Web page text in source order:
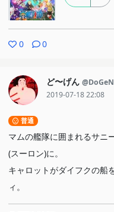
0 0
ど〜げん @DoGeN
2019-07-18 22:08
普通
マムの艦隊に囲まれるサニ
(スーロン)に。
キャロットがダイフクの船
ィ。